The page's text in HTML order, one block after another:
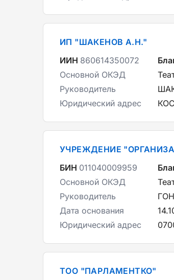
ИП "ШАКЕНОВ А.Н."
ИИН 860614350072
Основной ОКЭД
Руководитель
Юридический адрес
УЧРЕЖДЕНИЕ
БИН 011040009959
Основной ОКЭД
Руководитель
Дата основания
Юридический адрес
ТОО "ПАРЛАМЕНТКО"